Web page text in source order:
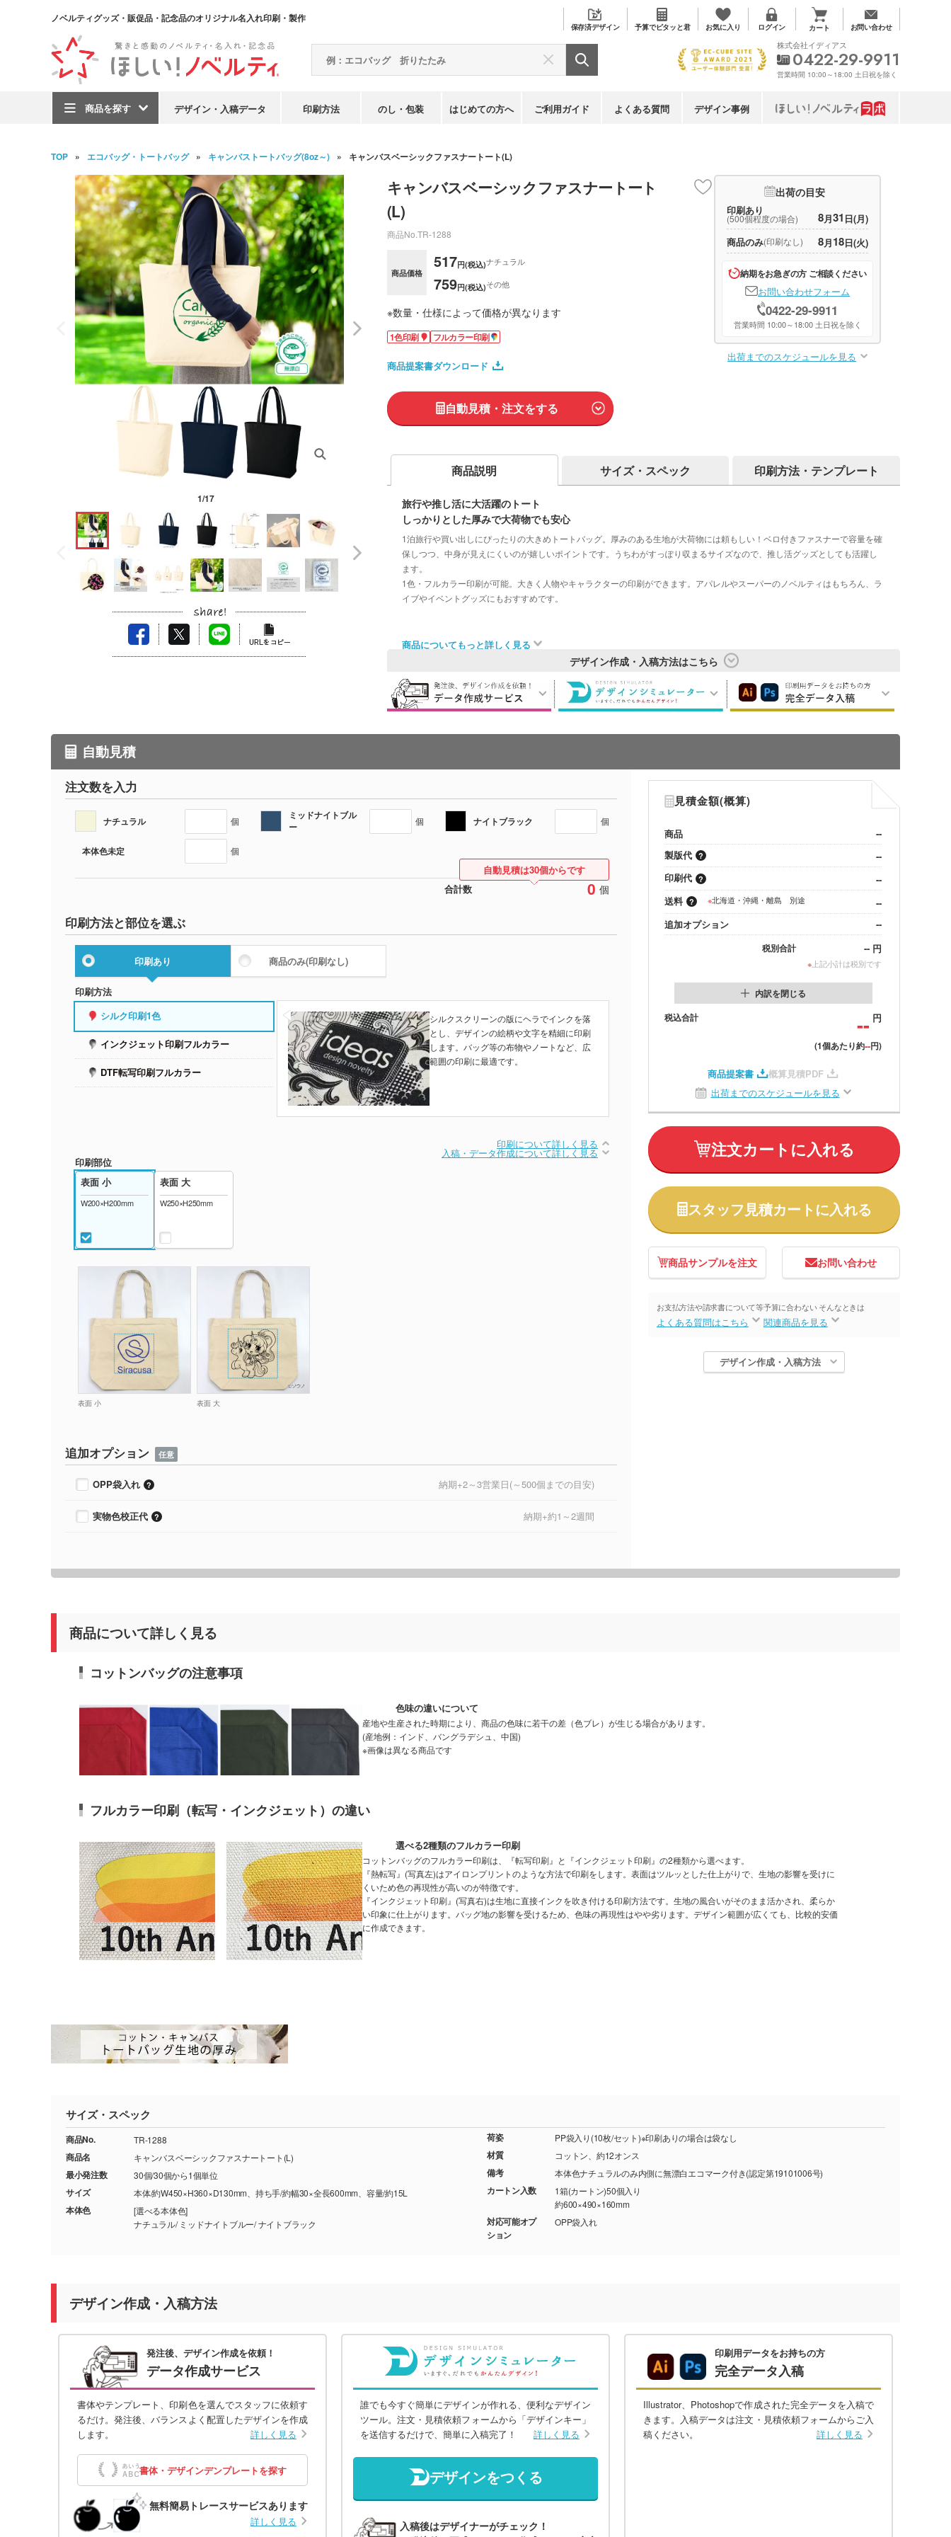
ノベルティグッズ・販促品・記念品のオリジナル名入れ印刷・製作
保存済デザイン 予算でピタッと君 お気に入り ログイン カート お問い合わせ
商品を探す デザイン・入稿データ 印刷方法 のし・包装 はじめての方へ ご利用ガイド よくある質問 デザイン事例
株式会社イディアス
0422-29-9911
営業時間 10:00～18:00 土日祝を除く
TOP エコバッグ・トートバッグ キャンバストートバッグ(8oz～) キャンバスベーシックファスナートート(L)
1/17
キャンバスベーシックファスナートート
(L)
商品No. TR-1288
商品価格
517円(税込)ナチュラル
759円(税込)その他
※数量・仕様によって価格が異なります
1色印刷 フルカラー印刷
商品提案書ダウンロード
自動見積・注文をする
出荷の目安
印刷あり
(500個程度の場合) 8月31 日(月)
商品のみ(印刷なし) 8月18日(火)
納期をお急ぎの方 ご相談ください
お問い合わせフォーム
0422-29-9911
営業時間 10:00～18:00 土日祝を除く
出荷までのスケジュールを見る
商品説明 サイズ・スペック 印刷方法・テンプレート
旅行や推し活に大活躍のトート
しっかりとした厚みで大荷物でも安心
1泊旅行や買い出しにぴったりの大きめトートバッグ。厚みのある生地が大荷物には頼もしい！ベロ付きファスナーで容量を確
保しつつ、中身が見えにくいのが嬉しいポイントです。うちわがすっぽり収まるサイズなので、推し活グッズとしても活躍し
ます。
1色・フルカラー印刷が可能。大きく人物やキャラクターの印刷ができます。アパレルやスーパーのノベルティはもちろん、ラ
イブやイベントグッズにもおすすめです。
商品についてもっと詳しく見る
デザイン作成・入稿方法はこちら
自動見積
注文数を入力
ナチュラル 個
ミッドナイトブル
ー
個 ナイトブラック 個
本体色未定 個
合計数 0 個
自動見積は30個からです
印刷方法と部位を選ぶ
印刷あり 商品のみ(印刷なし)
印刷方法
シルク印刷1色
インクジェット印刷フルカラー
DTF転写印刷フルカラー
シルクスクリーンの版にヘラでインクを落
とし、デザインの絵柄や文字を精細に印刷
します。バッグ等の布物やノートなど、広
範囲の印刷に最適です。
印刷について詳しく見る
入稿・データ作成について詳しく見る
印刷部位
表面 小
W200×H200mm
表面 大
W250×H250mm
表面 小 表面 大
追加オプション 任意
OPP袋入れ 納期+2～3営業日(～500個までの目安)
実物色校正代 納期+約1～2週間
見積金額(概算)
商品
--
製版代
--
印刷代
--
送料
※北海道・沖縄・離島 別途
--
追加オプション
--
税別合計 -- 円
※ 上記小計は税別です
内訳を閉じる
税込合計
-- 円
(1個あたり約--円)
商品提案書
概算見積PDF
出荷までのスケジュールを見る
注文カートに入れる
スタッフ見積カートに入れる
商品サンプルを注文 お問い合わせ
お支払方法や請求書について等
よくある質問はこちら
予算に合わない そんなときは
関連商品を見る
デザイン作成・入稿方法
商品について詳しく見る
コットンバッグの注意事項
色味の違いについて
産地や生産された時期により、商品の色味に若干の差（色ブレ）が生じる場合があります。
(産地例：インド、バングラデシュ、中国)
※画像は異なる商品です
フルカラー印刷（転写・インクジェット）の違い
選べる2種類のフルカラー印刷
コットンバッグのフルカラー印刷は、『転写印刷』と『インクジェット印刷』の2種類から選べます。
『熱転写』(写真左)はアイロンプリントのような方法で印刷をします。表面はツルッとした仕上がりで、生地の影響を受けに
くいため色の再現性が高いのが特徴です。
『インクジェット印刷』(写真右)は生地に直接インクを吹き付ける印刷方法です。生地の風合いがそのまま活かされ、柔らか
い印象に仕上がります。バッグ地の影響を受けるため、色味の再現性はやや劣ります。デザイン範囲が広くても、比較的安価
に作成できます。
サイズ・スペック
商品No. TR-1288
商品名 キャンバスベーシックファスナートート(L)
最小発注数 30個/30個から1個単位
サイズ 本体/約W450×H360×D130mm、持ち手/約幅30×全長600mm、容量/約15L
本体色
[選べる本体色]
ナチュラル/ ミッドナイトブルー/ ナイトブラック
荷姿 PP袋入り(10枚/セット)※印刷ありの場合は袋なし
材質 コットン、約12オンス
備考 本体色ナチュラルのみ内側に無漂白エコマーク付き(認定第19101006号)
カートン入数
1箱(カートン)50個入り
約600×490×160mm
対応可能オプ
ション
OPP袋入れ
デザイン作成・入稿方法
発注後、デザイン作成を依頼！
データ作成サービス
書体やテンプレート、印刷色を選んでスタッフに依頼す
るだけ。発注後、バランスよく配置したデザインを作成
します。
詳しく見る
書体・デザインデンプレートを探す
無料簡易トレースサービスあります
詳しく見る
誰でも今すぐ簡単にデザインが作れる、便利なデザイン
ツール。注文・見積依頼フォームから「デザインキー」
を送信するだけで、簡単に入稿完了！
詳しく見る
デザインをつくる
入稿後はデザイナーがチェック！
印刷用データをお持ちの方
完全データ入稿
Illustrator、Photoshopで作成された完全データを入稿で
きます。入稿データは注文・見積依頼フォームからご入
稿ください。
詳しく見る